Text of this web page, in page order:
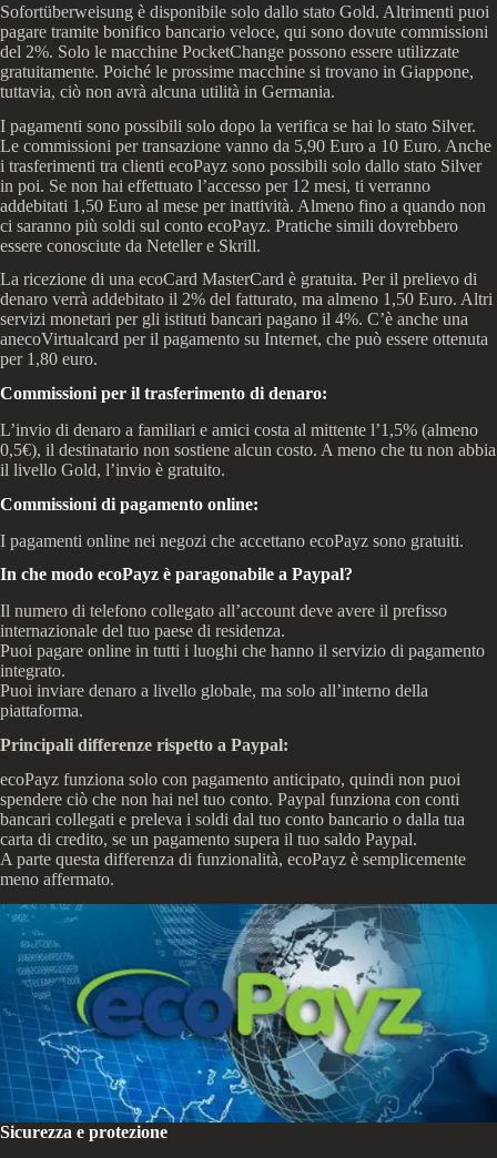
Sofortüberweisung è disponibile solo dallo stato Gold. Altrimenti puoi
pagare tramite bonifico bancario veloce, qui sono dovute commissioni
del 2%. Solo le macchine PocketChange possono essere utilizzate
gratuitamente. Poiché le prossime macchine si trovano in Giappone,
tuttavia, ciò non avrà alcuna utilità in Germania.
I pagamenti sono possibili solo dopo la verifica se hai lo stato Silver.
Le commissioni per transazione vanno da 5,90 Euro a 10 Euro. Anche
i trasferimenti tra clienti ecoPayz sono possibili solo dallo stato Silver
in poi. Se non hai effettuato l’accesso per 12 mesi, ti verranno
addebitati 1,50 Euro al mese per inattività. Almeno fino a quando non
ci saranno più soldi sul conto ecoPayz. Pratiche simili dovrebbero
essere conosciute da Neteller e Skrill.
La ricezione di una ecoCard MasterCard è gratuita. Per il prelievo di
denaro verrà addebitato il 2% del fatturato, ma almeno 1,50 Euro. Altri
servizi monetari per gli istituti bancari pagano il 4%. C’è anche una
anecoVirtualcard per il pagamento su Internet, che può essere ottenuta
per 1,80 euro.
Commissioni per il trasferimento di denaro:
L’invio di denaro a familiari e amici costa al mittente l’1,5% (almeno
0,5€), il destinatario non sostiene alcun costo. A meno che tu non abbia
il livello Gold, l’invio è gratuito.
Commissioni di pagamento online:
I pagamenti online nei negozi che accettano ecoPayz sono gratuiti.
In che modo ecoPayz è paragonabile a Paypal?
Il numero di telefono collegato all’account deve avere il prefisso
internazionale del tuo paese di residenza.
Puoi pagare online in tutti i luoghi che hanno il servizio di pagamento
integrato.
Puoi inviare denaro a livello globale, ma solo all’interno della
piattaforma.
Principali differenze rispetto a Paypal:
ecoPayz funziona solo con pagamento anticipato, quindi non puoi
spendere ciò che non hai nel tuo conto. Paypal funziona con conti
bancari collegati e preleva i soldi dal tuo conto bancario o dalla tua
carta di credito, se un pagamento supera il tuo saldo Paypal.
A parte questa differenza di funzionalità, ecoPayz è semplicemente
meno affermato.
Sicurezza e protezione